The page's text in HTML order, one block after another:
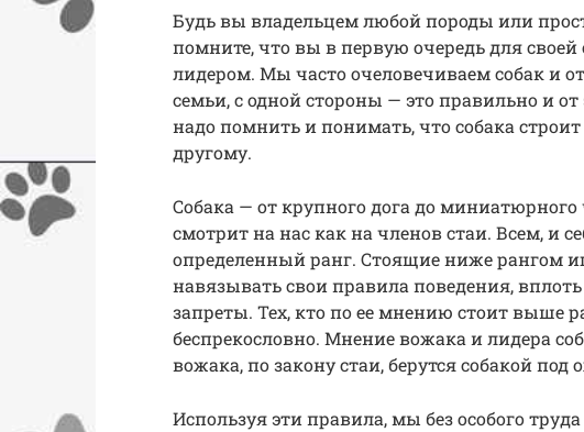
Будь вы владельцем любой породы или
помните, что вы в первую очередь для
лидером. Мы часто очеловечиваем собак и
семьи, с одной стороны — это правильно и от
надо помнить и понимать, что собака
другому.
Собака — от крупного дога до
смотрит на нас как на членов стаи. Всем, и
определенный ранг. Стоящие ниже рангом
навязывать свои правила поведения, вплоть
запреты. Тех, кто по ее мнению стоит выше
беспрекословно. Мнение вожака и лидера
вожака, по закону стаи, берутся собакой под
Используя эти правила, мы без особого